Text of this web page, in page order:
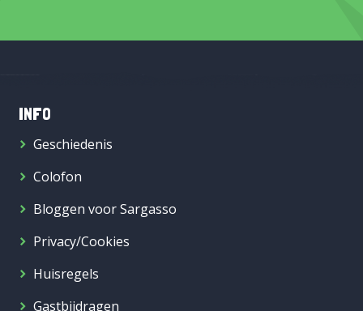
INFO
Geschiedenis
Colofon
Bloggen voor Sargasso
Privacy/Cookies
Huisregels
Gastbijdragen